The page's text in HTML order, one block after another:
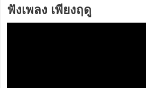
ฟังเพลง เพียงฤดู